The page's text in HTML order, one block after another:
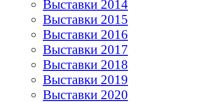
Выставки 2014
Выставки 2015
Выставки 2016
Выставки 2017
Выставки 2018
Выставки 2019
Выставки 2020